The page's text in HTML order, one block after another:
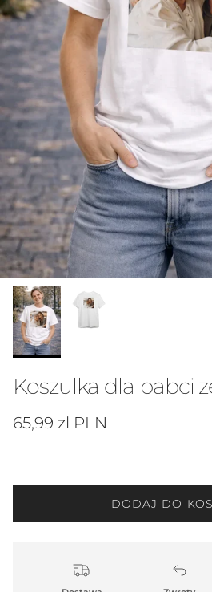
Koszulka dla babci
Cena regularna
65,99 zl PLN
DODAJ DO